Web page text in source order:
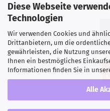
Diese Webseite
Technologien
Wir verwenden Cookies und
Drittanbietern, um die
gewährleisten, die Nutzung
Ihnen ein bestmögliches
Informationen finden Sie in
Alle